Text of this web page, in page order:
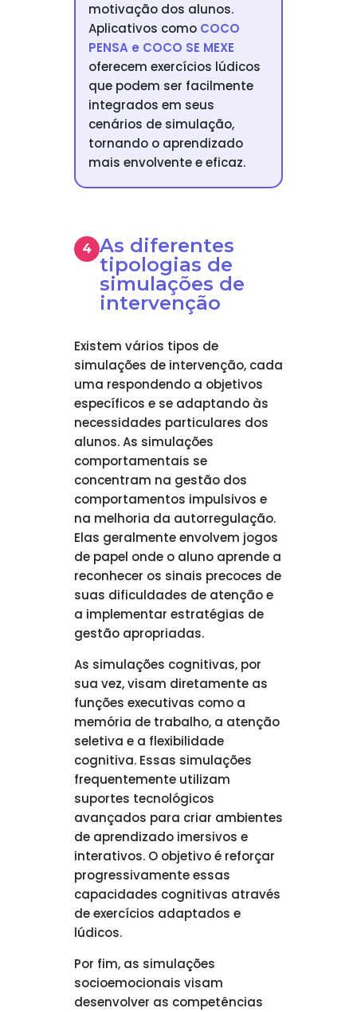
motivação dos alunos.
Aplicativos como COCO
PENSA e COCO SE MEXE
oferecem exercícios lúdicos
que podem ser facilmente
integrados em seus
cenários de simulação,
tornando o aprendizado
mais envolvente e eficaz.
As diferentes
tipologias de
simulações de
intervenção
Existem vários tipos de
simulações de intervenção, cada
uma respondendo a objetivos
específicos e se adaptando às
necessidades particulares dos
alunos. As simulações
comportamentais se
concentram na gestão dos
comportamentos impulsivos e
na melhoria da autorregulação.
Elas geralmente envolvem jogos
de papel onde o aluno aprende a
reconhecer os sinais precoces de
suas dificuldades de atenção e
a implementar estratégias de
gestão apropriadas.
As simulações cognitivas, por
sua vez, visam diretamente as
funções executivas como a
memória de trabalho, a atenção
seletiva e a flexibilidade
cognitiva. Essas simulações
frequentemente utilizam
suportes tecnológicos
avançados para criar ambientes
de aprendizado imersivos e
interativos. O objetivo é reforçar
progressivamente essas
capacidades cognitivas através
de exercícios adaptados e
lúdicos.
Por fim, as simulações
socioemocionais visam
desenvolver as competências